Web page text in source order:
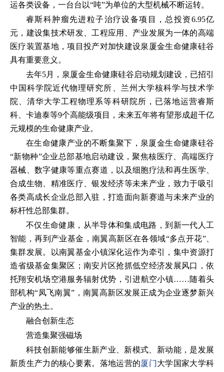
运各类设备，一台台以“吨”为单位的大型机械不断运转。
睿斯科肿瘤先进粒子治疗设备项目，总投资6.95亿
元，建设集技术研发、工程应用、产业发展为一体的高端
医疗装置基地，项目投产对加快建设泉厦金生命健康硅谷
具有重要意义。
去年5月，泉厦金生命健康硅谷启动规划建设，已招引
中国科学院近代物理研究所、兰州大学核科学与技术学
院、清华大学工程物理系等科研院所，已落地运营睿斯
科、卡迪泰等9个高能级项目，未来五年将有望形成超千亿
元规模的生命健康产业。
在生命健康产业的不断集聚下，泉厦金生命健康硅谷
“新物种”企业总部基地启动建设，聚焦核医疗、高端医疗
器械、数字健康等重点赛道，以及细胞疗法和再生医学、
合成生物、精准医疗、银发经济等未来产业，致力于吸引
各类高成长企业总部入驻，打造面向新赛道与未来产业的
标杆性总部集群。
不仅生命健康，从半导体和集成电路，到新一代人工
智能，再到产业基金，南翼高新区在各领域“多点开花”、
集群发展。以南翼基金小镇深化运作为牵引，集中资源打
造省级基金集聚区；南安片区抢抓低空经济发展风口，依
托翔安机场空港服务辐射优势，引进航空小镇……随着头
部机构“凤飞南翼”，南翼高新区发展正成为企业逐梦新兴
产业的热土。
融合创新生态
营造集聚强磁场
科技创新能够催生新产业、新模式、新动能，是发展
新质生产力的核心要素。落地运营的厦门大学国家大学科